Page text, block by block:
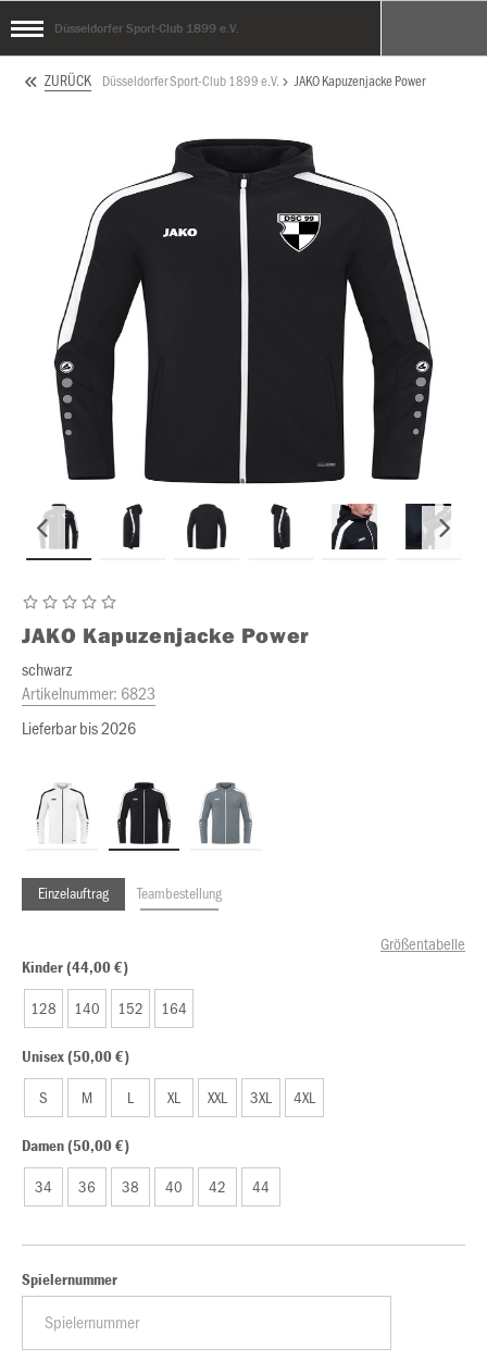
Düsseldorfer Sport-Club 1899 e.V.
ZURÜCK Düsseldorfer Sport-Club 1899 e.V. JAKO Kapuzenjacke Power
JAKO Kapuzenjacke Power
schwarz
Artikelnummer: 6823
Lieferbar bis 2026
Einzelauftrag Teambestellung
Größentabelle
Kinder (44,00 €)
128 140 152 164
Unisex (50,00 €)
S M L XL XXL 3XL 4XL
Damen (50,00 €)
34 36 38 40 42 44
Spielernummer